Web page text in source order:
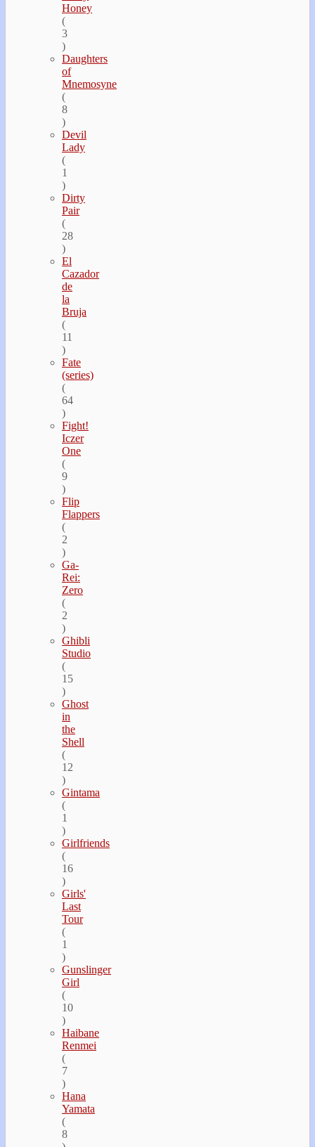
Honey
(
3
)
Daughters
of
Mnemosyne
(
8
)
Devil
Lady
(
1
)
Dirty
Pair
(
28
)
El
Cazador
de
la
Bruja
(
11
)
Fate
(series)
(
64
)
Fight!
Iczer
One
(
9
)
Flip
Flappers
(
2
)
Ga-
Rei:
Zero
(
2
)
Ghibli
Studio
(
15
)
Ghost
in
the
Shell
(
12
)
Gintama
(
1
)
Girlfriends
(
16
)
Girls'
Last
Tour
(
1
)
Gunslinger
Girl
(
10
)
Haibane
Renmei
(
7
)
Hana
Yamata
(
8